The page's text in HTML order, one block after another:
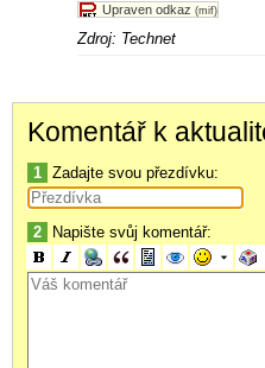
Upraven odkaz (mif)
Zdroj: Technet
Komentář k
1 Zadajte svou přezdívku:
2 Napište svůj komentář: